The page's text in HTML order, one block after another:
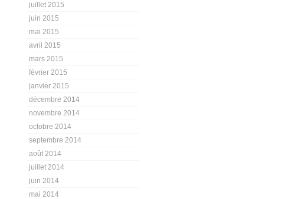
juillet 2015
juin 2015
mai 2015
avril 2015
mars 2015
février 2015
janvier 2015
décembre 2014
novembre 2014
octobre 2014
septembre 2014
août 2014
juillet 2014
juin 2014
mai 2014